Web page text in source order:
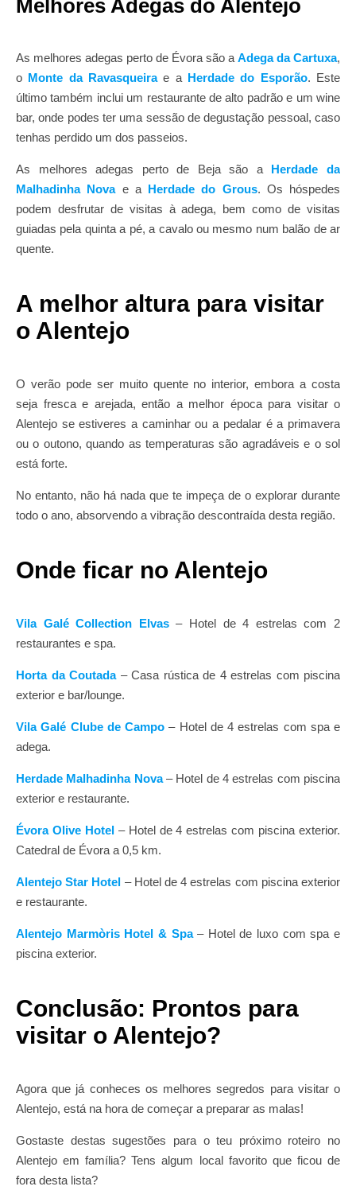
Melhores Adegas do Alentejo
As melhores adegas perto de Évora são a Adega da Cartuxa,
o Monte da Ravasqueirae a Herdade do Esporão. Este
último também inclui um restaurante de alto padrão e um wine
bar, onde podes ter uma sessão de degustação pessoal, caso
tenhas perdido um dos passeios.
As melhores adegas perto de Beja são a Herdade da
Malhadinha Novae a Herdade do Grous. Os hóspedes
podem desfrutar de visitas à adega, bem como de visitas
guiadas pela quinta a pé, a cavalo ou mesmo num balão de ar
quente.
A melhor altura para visitar
o Alentejo
O verão pode ser muito quente no interior, embora a costa
seja fresca e arejada, então a melhor época para visitar o
Alentejo se estiveres a caminhar ou a pedalar é a primavera
ou o outono, quando as temperaturas são agradáveis e o sol
está forte.
No entanto, não há nada que te impeça de o explorar durante
todo o ano, absorvendo a vibração descontraída desta região.
Onde ficar no Alentejo
Vila Galé Collection Elvas – Hotel de 4 estrelas com 2
restaurantes e spa.
Horta da Coutada– Casa rústica de 4 estrelas com piscina
exterior e bar/lounge.
Vila Galé Clube de Campo – Hotel de 4 estrelas com spa e
adega.
Herdade Malhadinha Nova– Hotel de 4 estrelas com piscina
exterior e restaurante.
Évora Olive Hotel– Hotel de 4 estrelas com piscina exterior.
Catedral de Évora a 0,5 km.
Alentejo Star Hotel – Hotel de 4 estrelas com piscina exterior
e restaurante.
Alentejo Marmòris Hotel & Spa– Hotel de luxo com spa e
piscina exterior.
Conclusão: Prontos para
visitar o Alentejo?
Agora que já conheces os melhores segredos para visitar o
Alentejo, está na hora de começar a preparar as malas!
Gostaste destas sugestões para o teu próximo roteiro no
Alentejo em família? Tens algum local favorito que ficou de
fora desta lista?